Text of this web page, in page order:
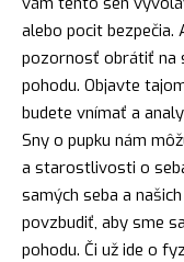
alebo pocit bezpečia.
pozornosť obrátiť na
pohodu. Objavte
budete vnímať a
Sny o pupku nám
a starostlivosti o
samých seba a
povzbudiť, aby sme
pohodu. Či už ide o